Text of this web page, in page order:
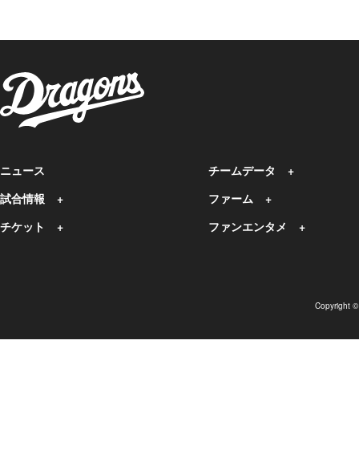
ニュース
試合情報
チケット
チームデータ
ファーム
ファンエンタメ
Copyright